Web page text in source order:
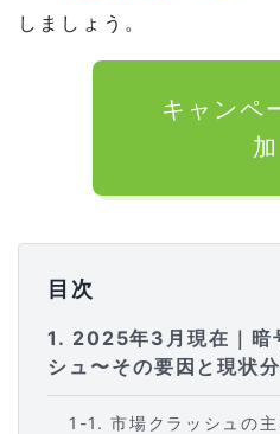
しましょう。
キャンペ
加
目次
1
2025年3月現在｜暗
シュ〜その要因と現状
1-1 市場クラッシュの